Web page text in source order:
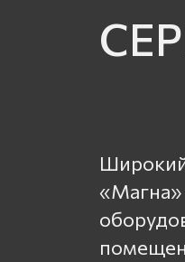
«Магна»